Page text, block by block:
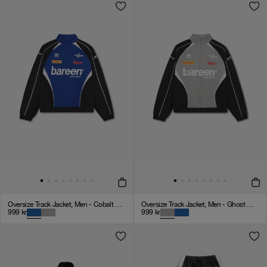
Oversize Track Jacket, Men - Cobalt Blue
999 kr
Oversize Track Jacket, Men - Ghost Grey
999 kr